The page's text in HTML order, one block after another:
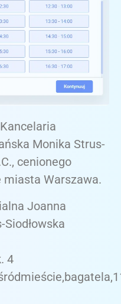
Monika Strus-
cenionego
Warszawa.
Joanna
4